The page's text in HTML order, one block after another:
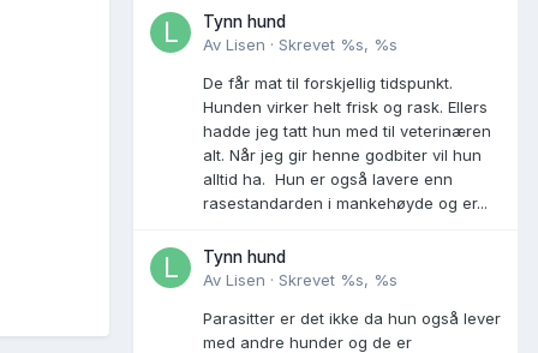
Tynn hund
Av Lisen · Skrevet %s, %s
De får mat til forskjellig tidspunkt.
Hunden virker helt frisk og rask. Ellers
hadde jeg tatt hun med til veterinæren
alt. Når jeg gir henne godbiter vil hun
alltid ha. Hun er også lavere enn
rasestandarden i mankehøyde og er...
Tynn hund
Av Lisen · Skrevet %s, %s
Parasitter er det ikke da hun også lever
med andre hunder og de er